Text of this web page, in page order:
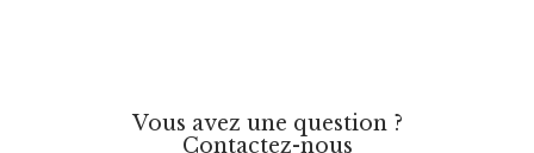
Vous avez une question ?
Contactez-nous